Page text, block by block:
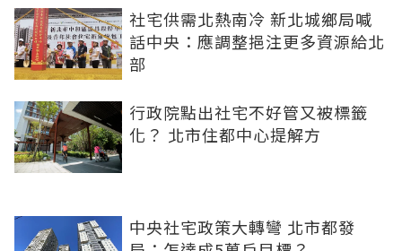
社宅供需北熱南冷 新北城鄉局喊
話中央：應調整挹注更多資源給北
部
行政院點出社宅不好管又被標籤
化？ 北市住都中心提解方
中央社宅政策大轉彎 北市都發